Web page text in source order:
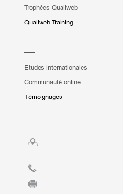
Trophées Qualiweb
Qualiweb Training
Etudes internationales
Communauté online
Témoignages